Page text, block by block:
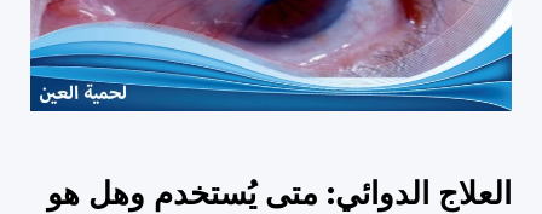
العلاج الدوائي: متى يُستخدم وهل هو